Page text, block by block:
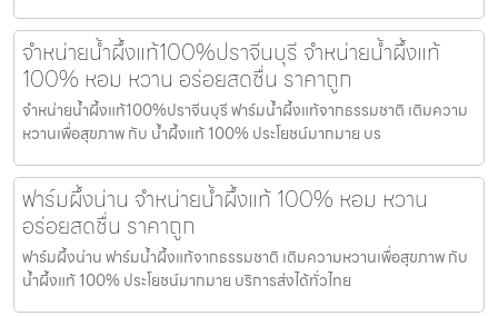
จำหน่ายน้ำผึ้งแท้100%ปราจีนบุรี จำหน่ายน้ำผึ้งแท้
100% หอม หวาน อร่อยสดชื่น ราคาถูก
จำหน่ายน้ำผึ้งแท้100%ปราจีนบุรี ฟาร์มน้ำผึ้งแท้จากธรรมชาติ เติมความ
หวานเพื่อสุขภาพ กับ น้ำผึ้งแท้ 100% ประโยชน์มากมาย บร
ฟาร์มผึ้งน่าน จำหน่ายน้ำผึ้งแท้ 100% หอม หวาน
อร่อยสดชื่น ราคาถูก
ฟาร์มผึ้งน่าน ฟาร์มน้ำผึ้งแท้จากธรรมชาติ เติมความหวานเพื่อสุขภาพ กับ
น้ำผึ้งแท้ 100% ประโยชน์มากมาย บริการส่งได้ทั่วไทย